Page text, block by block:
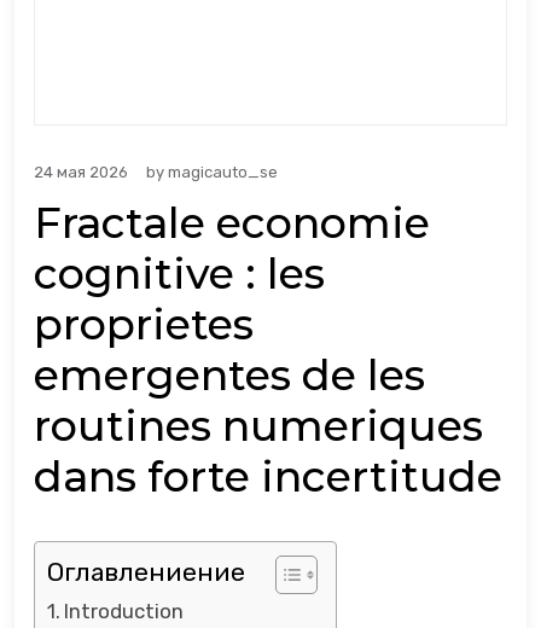
24 мая 2026 by magicauto_se
Fractale economie
cognitive : les
proprietes
emergentes de les
routines numeriques
dans forte incertitude
Оглавлениение
Introduction